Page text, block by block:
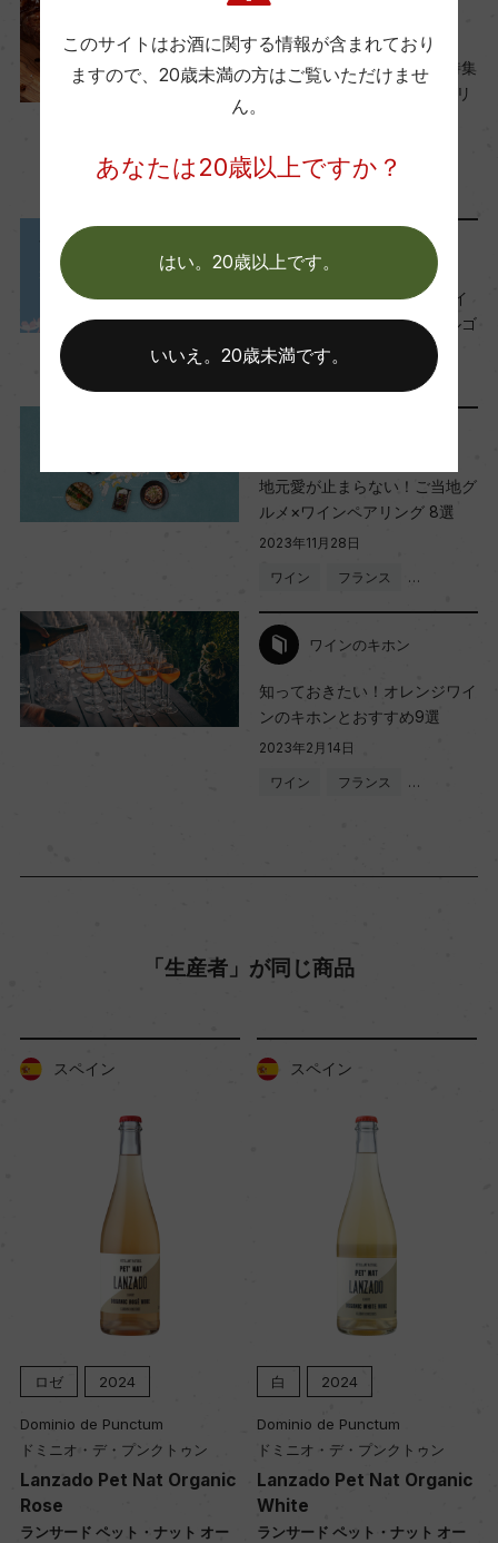
国内ワイン専門誌評価歴
ー
Wine Spectator 得点
ー
醗酵・熟成
醗酵：ステンレスタンクにて21日間果皮と共に醗
熟成：ー
年間生産量
130000
10ha
平均収量
100hl/ha
砂、粘土、石灰質
品質分類・原産地呼称
ビノ・デ・ラ・ティエラ・デ・カスティーリャ
オレンジ
キャップの仕様
コルク
肉料理にぴったりのワイン特集
│プロが選んだおすすめペアリ
ワイン フランス
メディア・受賞情報
『サクラアワード2025』ダイ
ヤモンドトロフィー＆ダブルゴ
ールド受賞ワインのご紹介
地元愛が止まらない！ご当地グ
ルメ×ワインペアリング 8選
2023年11月28日
ワイン フランス …
ワインのキホン
知っておきたい！オレンジワイ
ンのキホンとおすすめ9選
2023年2月14日
ワイン フランス …
「生産者」が同じ商品
スペイン
ロゼ 2024
Dominio de Punctum
ドミニオ・デ・プンクトゥン
Lanzado Pet Nat Organic
Rose
ランサード ペット・ナット オー
スペイン
白 2024
Dominio de Punctum
ドミニオ・デ・プンクトゥン
Lanzado Pet Nat Organic
White
ランサード ペット・ナット オー
このサイトはお酒に関する情報が含まれており
ますので、 20歳未満の方はご覧いただけませ
ん。
あなたは20歳以上ですか？
はい。20歳以上です。
いいえ。20歳未満です。